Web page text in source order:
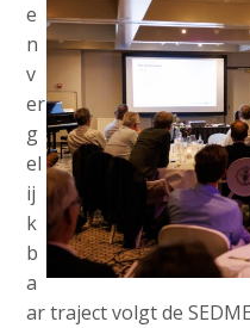
e
n
v
er
g
el
ij
k
b
a
ar traject volgt de